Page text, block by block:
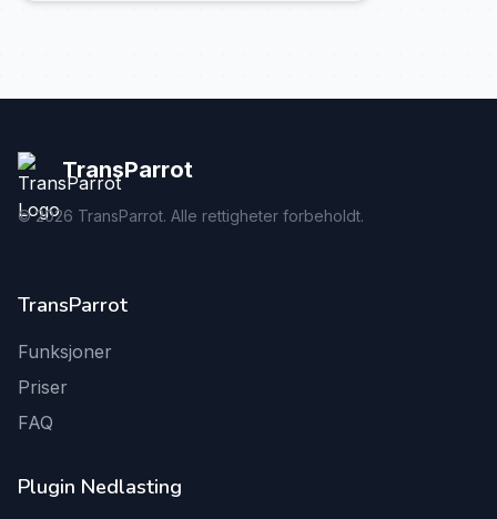
TransParrot
©2026 TransParrot. Alle rettigheter forbeholdt.
TransParrot
Funksjoner
Priser
FAQ
Plugin Nedlasting